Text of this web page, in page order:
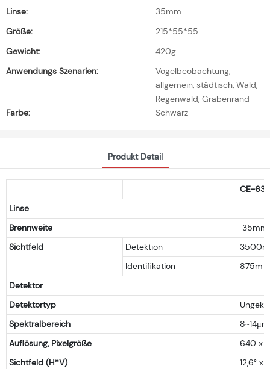
Linse:
35mm
Größe:
215*55*55
Gewicht:
420g
Anwendungs Szenarien:
Vogelbeobachtung,
allgemein, städtisch, Wald,
Regenwald, Grabenrand
Farbe:
Schwarz
Produkt Detail
CE-635
Linse
Brennweite
35mm
Sichtfeld
Detektion
3500m
Identifikation
875m
Detektor
Detektortyp
Spektralbereich
8~14μm
Auflösung, Pixelgröße
640 x
Sichtfeld (H*V)
12,6° x